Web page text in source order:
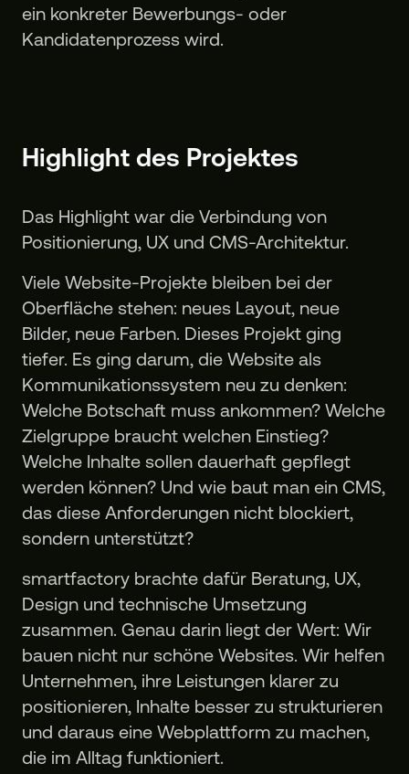
ein konkreter Bewerbungs- oder
Kandidatenprozess wird.
Highlight des Projektes
Das Highlight war die Verbindung von
Positionierung, UX und CMS-Architektur.
Viele Website-Projekte bleiben bei der
Oberfläche stehen: neues Layout, neue
Bilder, neue Farben. Dieses Projekt ging
tiefer. Es ging darum, die Website als
Kommunikationssystem neu zu denken:
Welche Botschaft muss ankommen? Welche
Zielgruppe braucht welchen Einstieg?
Welche Inhalte sollen dauerhaft gepflegt
werden können? Und wie baut man ein CMS,
das diese Anforderungen nicht blockiert,
sondern unterstützt?
smartfactory brachte dafür Beratung, UX,
Design und technische Umsetzung
zusammen. Genau darin liegt der Wert: Wir
bauen nicht nur schöne Websites. Wir helfen
Unternehmen, ihre Leistungen klarer zu
positionieren, Inhalte besser zu strukturieren
und daraus eine Webplattform zu machen,
die im Alltag funktioniert.